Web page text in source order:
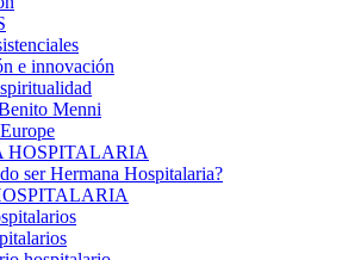
e innovación
Menni
HOSPITALARIA
ser Hermana Hospitalaria?